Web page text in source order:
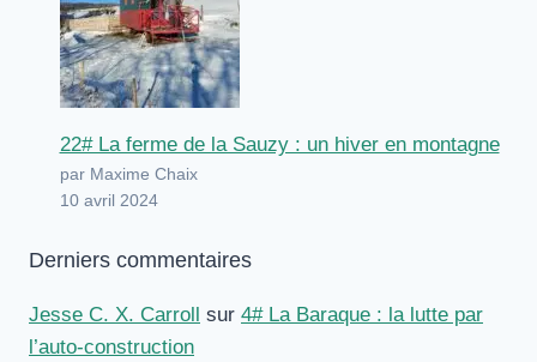
22# La ferme de la Sauzy : un hiver en montagne
par Maxime Chaix
10 avril 2024
Derniers commentaires
Jesse C. X. Carroll sur 4# La Baraque : la lutte par
l’auto-construction